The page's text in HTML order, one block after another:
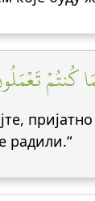
كُنتُمۡ
радили.“